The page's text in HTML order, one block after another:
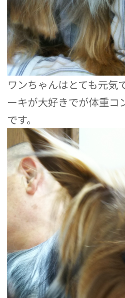
ワンちゃんはとても元気
ーキが大好きでが体重コ
です。